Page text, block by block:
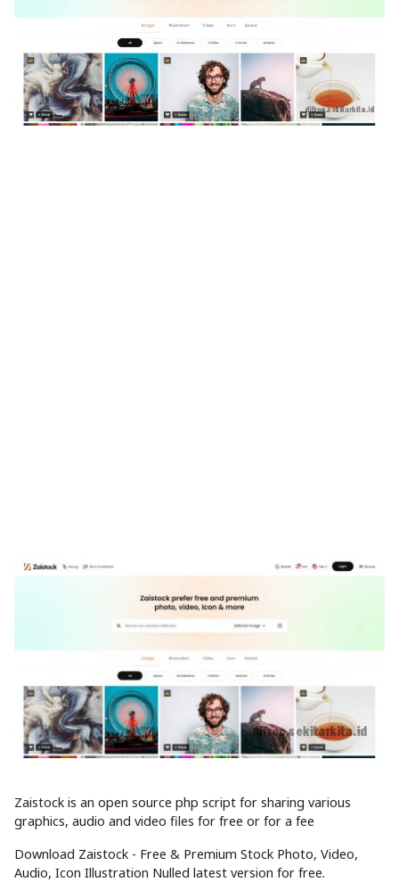
Zaistock is an open source php script for sharing various
graphics, audio and video files for free or for a fee
Download Zaistock - Free & Premium Stock Photo, Video,
Audio, Icon Illustration Nulled latest version for free.